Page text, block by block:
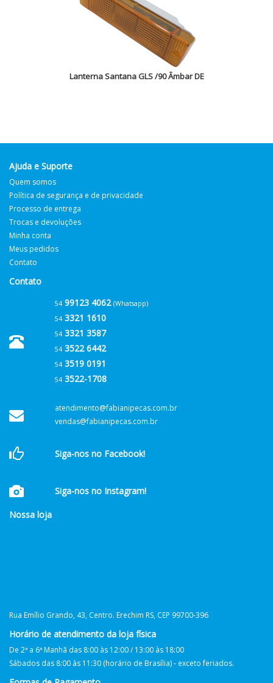
Lanterna Santana GLS /90 Âmbar DE
Ajuda e Suporte
Quem somos
Política de segurança e de privacidade
Processo de entrega
Trocas e devoluções
Minha conta
Meus pedidos
Contato
Contato
5499123 4062 (Whatsapp)
543321 1610
543321 3587
543522 6442
543519 0191
543522-1708
atendimento@fabianipecas.com.br
vendas@fabianipecas.com.br
Siga-nos no Facebook!
Siga-nos no Instagram!
Nossa loja
Rua Emílio Grando, 43, Centro. Erechim RS, CEP 99700-396
Horário de atendimento da loja física
De 2ª a 6ª Manhã das 8:00 às 12:00 / 13:00 às 18:00
Sábados das 8:00 às 11:30 (horário de Brasília) - exceto feriados.